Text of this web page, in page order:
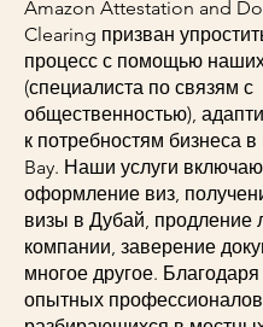
Amazon Attestation and
Clearing призван
процесс с помощью наших
(специалиста по связям с
общественностью),
к потребностям бизнеса в
Bay. Наши услуги
оформление виз,
визы в Дубай, продление
компании, заверение
многое другое.
опытных